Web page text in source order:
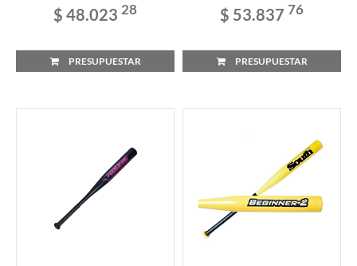
$ 48.023 28
PRESUPUESTAR
$ 53.837 76
PRESUPUESTAR